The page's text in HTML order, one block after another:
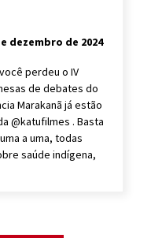
dezembro de 2024
perdeu o IV
de debates do
Marakanã já estão
@katufilmes . Basta
a uma, todas
saúde indígena,